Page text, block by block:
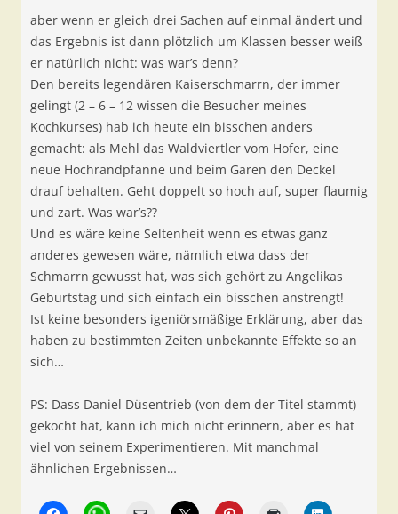
aber wenn er gleich drei Sachen auf einmal ändert und
das Ergebnis ist dann plötzlich um Klassen besser weiß
er natürlich nicht: was war’s denn?
Den bereits legendären Kaiserschmarrn, der immer
gelingt (2 – 6 – 12 wissen die Besucher meines
Kochkurses) hab ich heute ein bisschen anders
gemacht: als Mehl das Waldviertler vom Hofer, eine
neue Hochrandpfanne und beim Garen den Deckel
drauf behalten. Geht doppelt so hoch auf, super flaumig
und zart. Was war’s??
Und es wäre keine Seltenheit wenn es etwas ganz
anderes gewesen wäre, nämlich etwa dass der
Schmarrn gewusst hat, was sich gehört zu Angelikas
Geburtstag und sich einfach ein bisschen anstrengt!
Ist keine besonders igeniörsmäßige Erklärung, aber das
haben zu bestimmten Zeiten unbekannte Effekte so an
sich…
PS: Dass Daniel Düsentrieb (von dem der Titel stammt)
gekocht hat, kann ich mich nicht erinnern, aber es hat
viel von seinem Experimentieren. Mit manchmal
ähnlichen Ergebnissen…